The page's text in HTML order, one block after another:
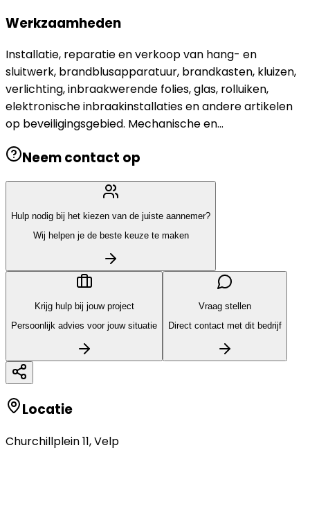
Werkzaamheden
Installatie, reparatie en verkoop van hang- en
sluitwerk, brandblusapparatuur, brandkasten, kluizen,
verlichting, inbraakwerende folies, glas, rolluiken,
elektronische inbraakinstallaties en andere artikelen
op beveiligingsgebied. Mechanische en...
Neem contact op
Hulp nodig bij het kiezen van de juiste aannemer?
Wij helpen je de beste keuze te maken
Krijg hulp bij jouw project
Persoonlijk advies voor jouw situatie
Vraag stellen
Direct contact met dit bedrijf
Locatie
Churchillplein 11,Velp